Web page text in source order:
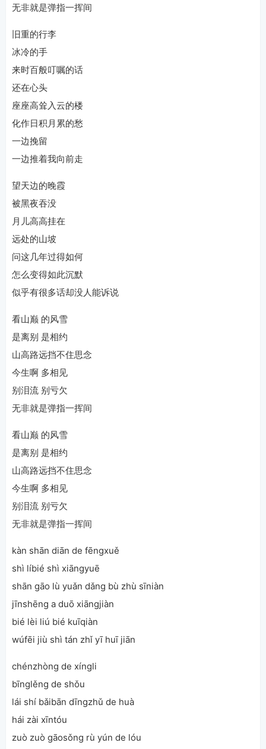
无非就是弹指一挥间
旧重的行李
冰冷的手
来时百般叮嘱的话
还在心头
座座高耸入云的楼
化作日积月累的愁
一边挽留
一边推着我向前走
望天边的晚霞
被黑夜吞没
月儿高高挂在
远处的山坡
问这几年过得如何
怎么变得如此沉默
似乎有很多话却没人能诉说
看山巅 的风雪
是离别 是相约
山高路远挡不住思念
今生啊 多相见
别泪流 别亏欠
无非就是弹指一挥间
看山巅 的风雪
是离别 是相约
山高路远挡不住思念
今生啊 多相见
别泪流 别亏欠
无非就是弹指一挥间
kàn shān diān de fēngxuě
shì líbié shì xiāngyuē
shān gāo lù yuǎn dǎng bù zhù sīniàn
jīnshēng a duō xiāngjiàn
bié lèi liú bié kuīqiàn
wúfēi jiù shì tán zhǐ yī huī jiān
chénzhòng de xíngli
bīnglěng de shǒu
lái shí bǎibān dīngzhǔ de huà
hái zài xīntóu
zuò zuò gāosǒng rù yún de lóu